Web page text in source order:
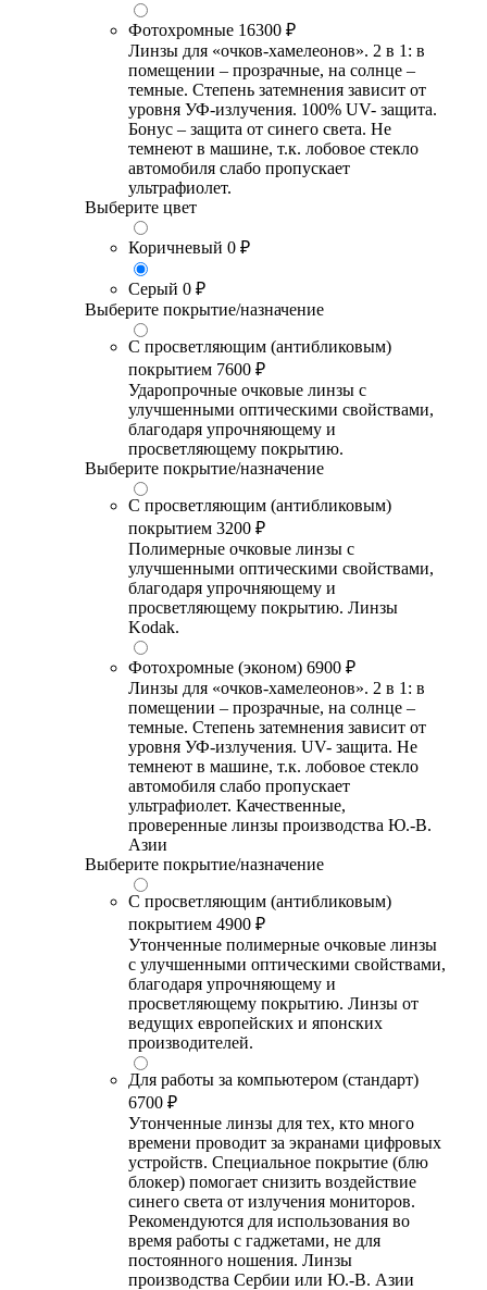
Фотохромные 16300 ₽
Линзы для «очков-хамелеонов». 2 в 1: в
помещении – прозрачные, на солнце –
темные. Степень затемнения зависит от
уровня УФ-излучения. 100% UV- защита.
Бонус – защита от синего света. Не
темнеют в машине, т.к. лобовое стекло
автомобиля слабо пропускает
ультрафиолет.
Выберите цвет
Коричневый 0 ₽
Серый 0 ₽
Выберите покрытие/назначение
С просветляющим (антибликовым)
покрытием 7600 ₽
Ударопрочные очковые линзы с
улучшенными оптическими свойствами,
благодаря упрочняющему и
просветляющему покрытию.
Выберите покрытие/назначение
С просветляющим (антибликовым)
покрытием 3200 ₽
Полимерные очковые линзы с
улучшенными оптическими свойствами,
благодаря упрочняющему и
просветляющему покрытию. Линзы
Kodak.
Фотохромные (эконом) 6900 ₽
Линзы для «очков-хамелеонов». 2 в 1: в
помещении – прозрачные, на солнце –
темные. Степень затемнения зависит от
уровня УФ-излучения. UV- защита. Не
темнеют в машине, т.к. лобовое стекло
автомобиля слабо пропускает
ультрафиолет. Качественные,
проверенные линзы производства Ю.-В.
Азии
Выберите покрытие/назначение
С просветляющим (антибликовым)
покрытием 4900 ₽
Утонченные полимерные очковые линзы
с улучшенными оптическими свойствами,
благодаря упрочняющему и
просветляющему покрытию. Линзы от
ведущих европейских и японских
производителей.
Для работы за компьютером (стандарт)
6700 ₽
Утонченные линзы для тех, кто много
времени проводит за экранами цифровых
устройств. Специальное покрытие (блю
блокер) помогает снизить воздействие
синего света от излучения мониторов.
Рекомендуются для использования во
время работы с гаджетами, не для
постоянного ношения. Линзы
производства Сербии или Ю.-В. Азии